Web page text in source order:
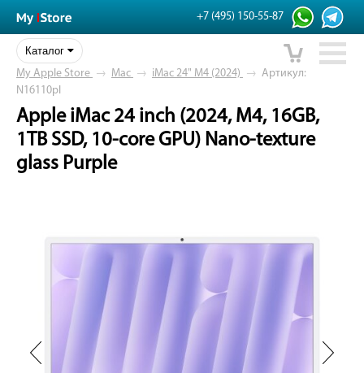
+7 (495) 150-55-87
Каталог
My Apple Store → Mac → iMac 24" M4 (2024) → Артикул:
N16110pl
Apple iMac 24 inch (2024, M4, 16GB,
1TB SSD, 10-core GPU) Nano-texture
glass Purple